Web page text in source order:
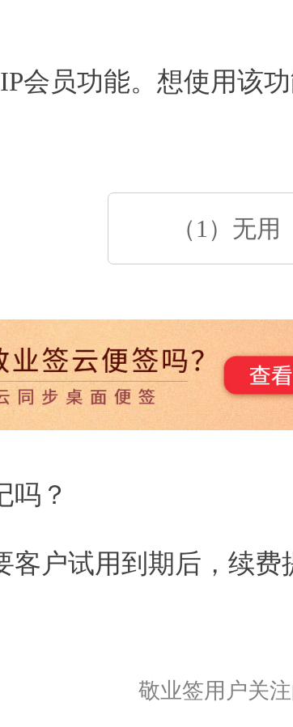
会员功能。想使用该功
（1）无用
吗？
户试用到期后，续费
敬业签用户关